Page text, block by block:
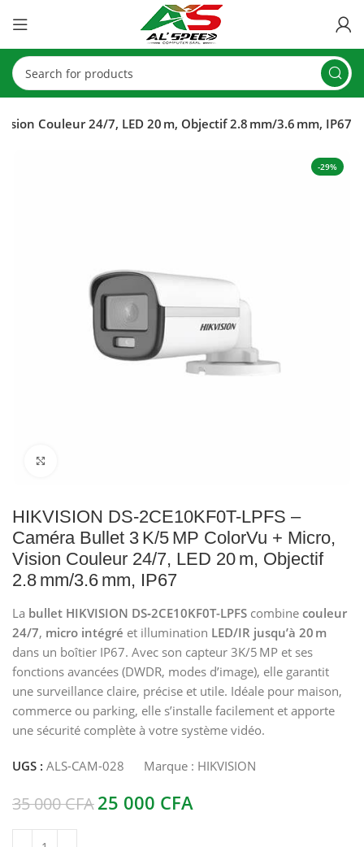
Couleur 24/7, LED 20 m, Objectif 2.8 mm/3.6 mm, IP67
-29%
HIKVISION DS-2CE10KF0T-LPFS –
Caméra Bullet 3 K/5 MP ColorVu + Micro,
Vision Couleur 24/7, LED 20 m, Objectif
2.8 mm/3.6 mm, IP67
La bullet HIKVISION DS‑2CE10KF0T-LPFS combine couleur
24/7, micro intégré et illumination LED/IR jusqu’à 20 m
dans un boîtier IP67. Avec son capteur 3K/5 MP et ses
fonctions avancées (DWDR, modes d’image), elle garantit
une surveillance claire, précise et utile. Idéale pour maison,
commerce ou parking, elle s’installe facilement et apporte
une sécurité complète à votre système vidéo.
UGS : ALS-CAM-028 Marque : HIKVISION
35 000CFA25 000 CFA